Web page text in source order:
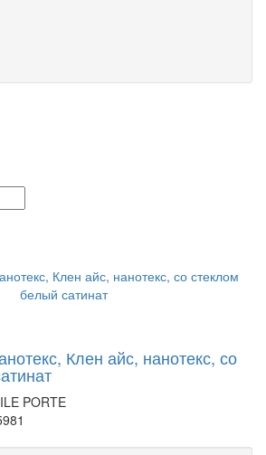
Клен айс, нанотекс, со
PORTE